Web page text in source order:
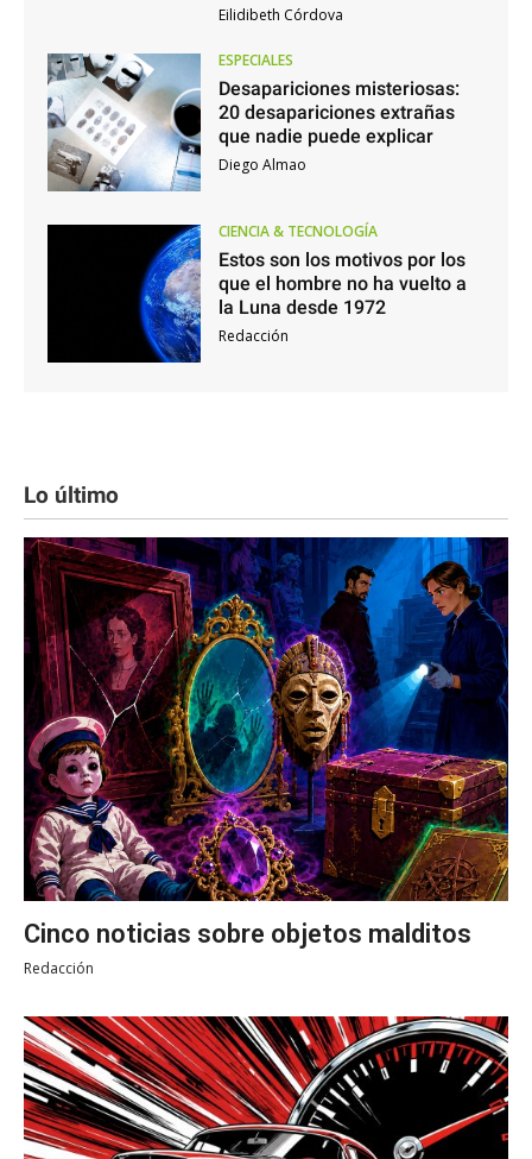
Eilidibeth Córdova
ESPECIALES
Desapariciones misteriosas:
20 desapariciones extrañas
que nadie puede explicar
Diego Almao
CIENCIA & TECNOLOGÍA
Estos son los motivos por los
que el hombre no ha vuelto a
la Luna desde 1972
Redacción
Lo último
Cinco noticias sobre objetos malditos
Redacción